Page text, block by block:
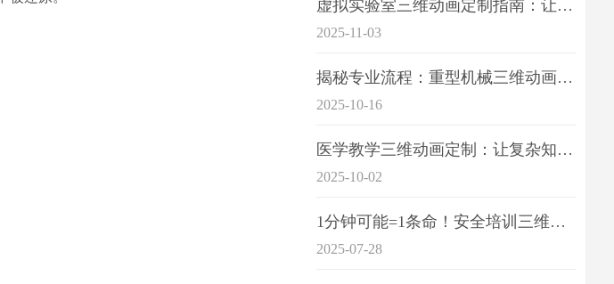
虚拟实验室三维动画定制指南：让科学教学更生动
2025-11-03
揭秘专业流程：重型机械三维动画制作的5大关键步骤
2025-10-16
医学教学三维动画定制：让复杂知识一目了
2025-10-02
1分钟可能=1条命！安全培训三维动画制作成本效益深度拆解
2025-07-28